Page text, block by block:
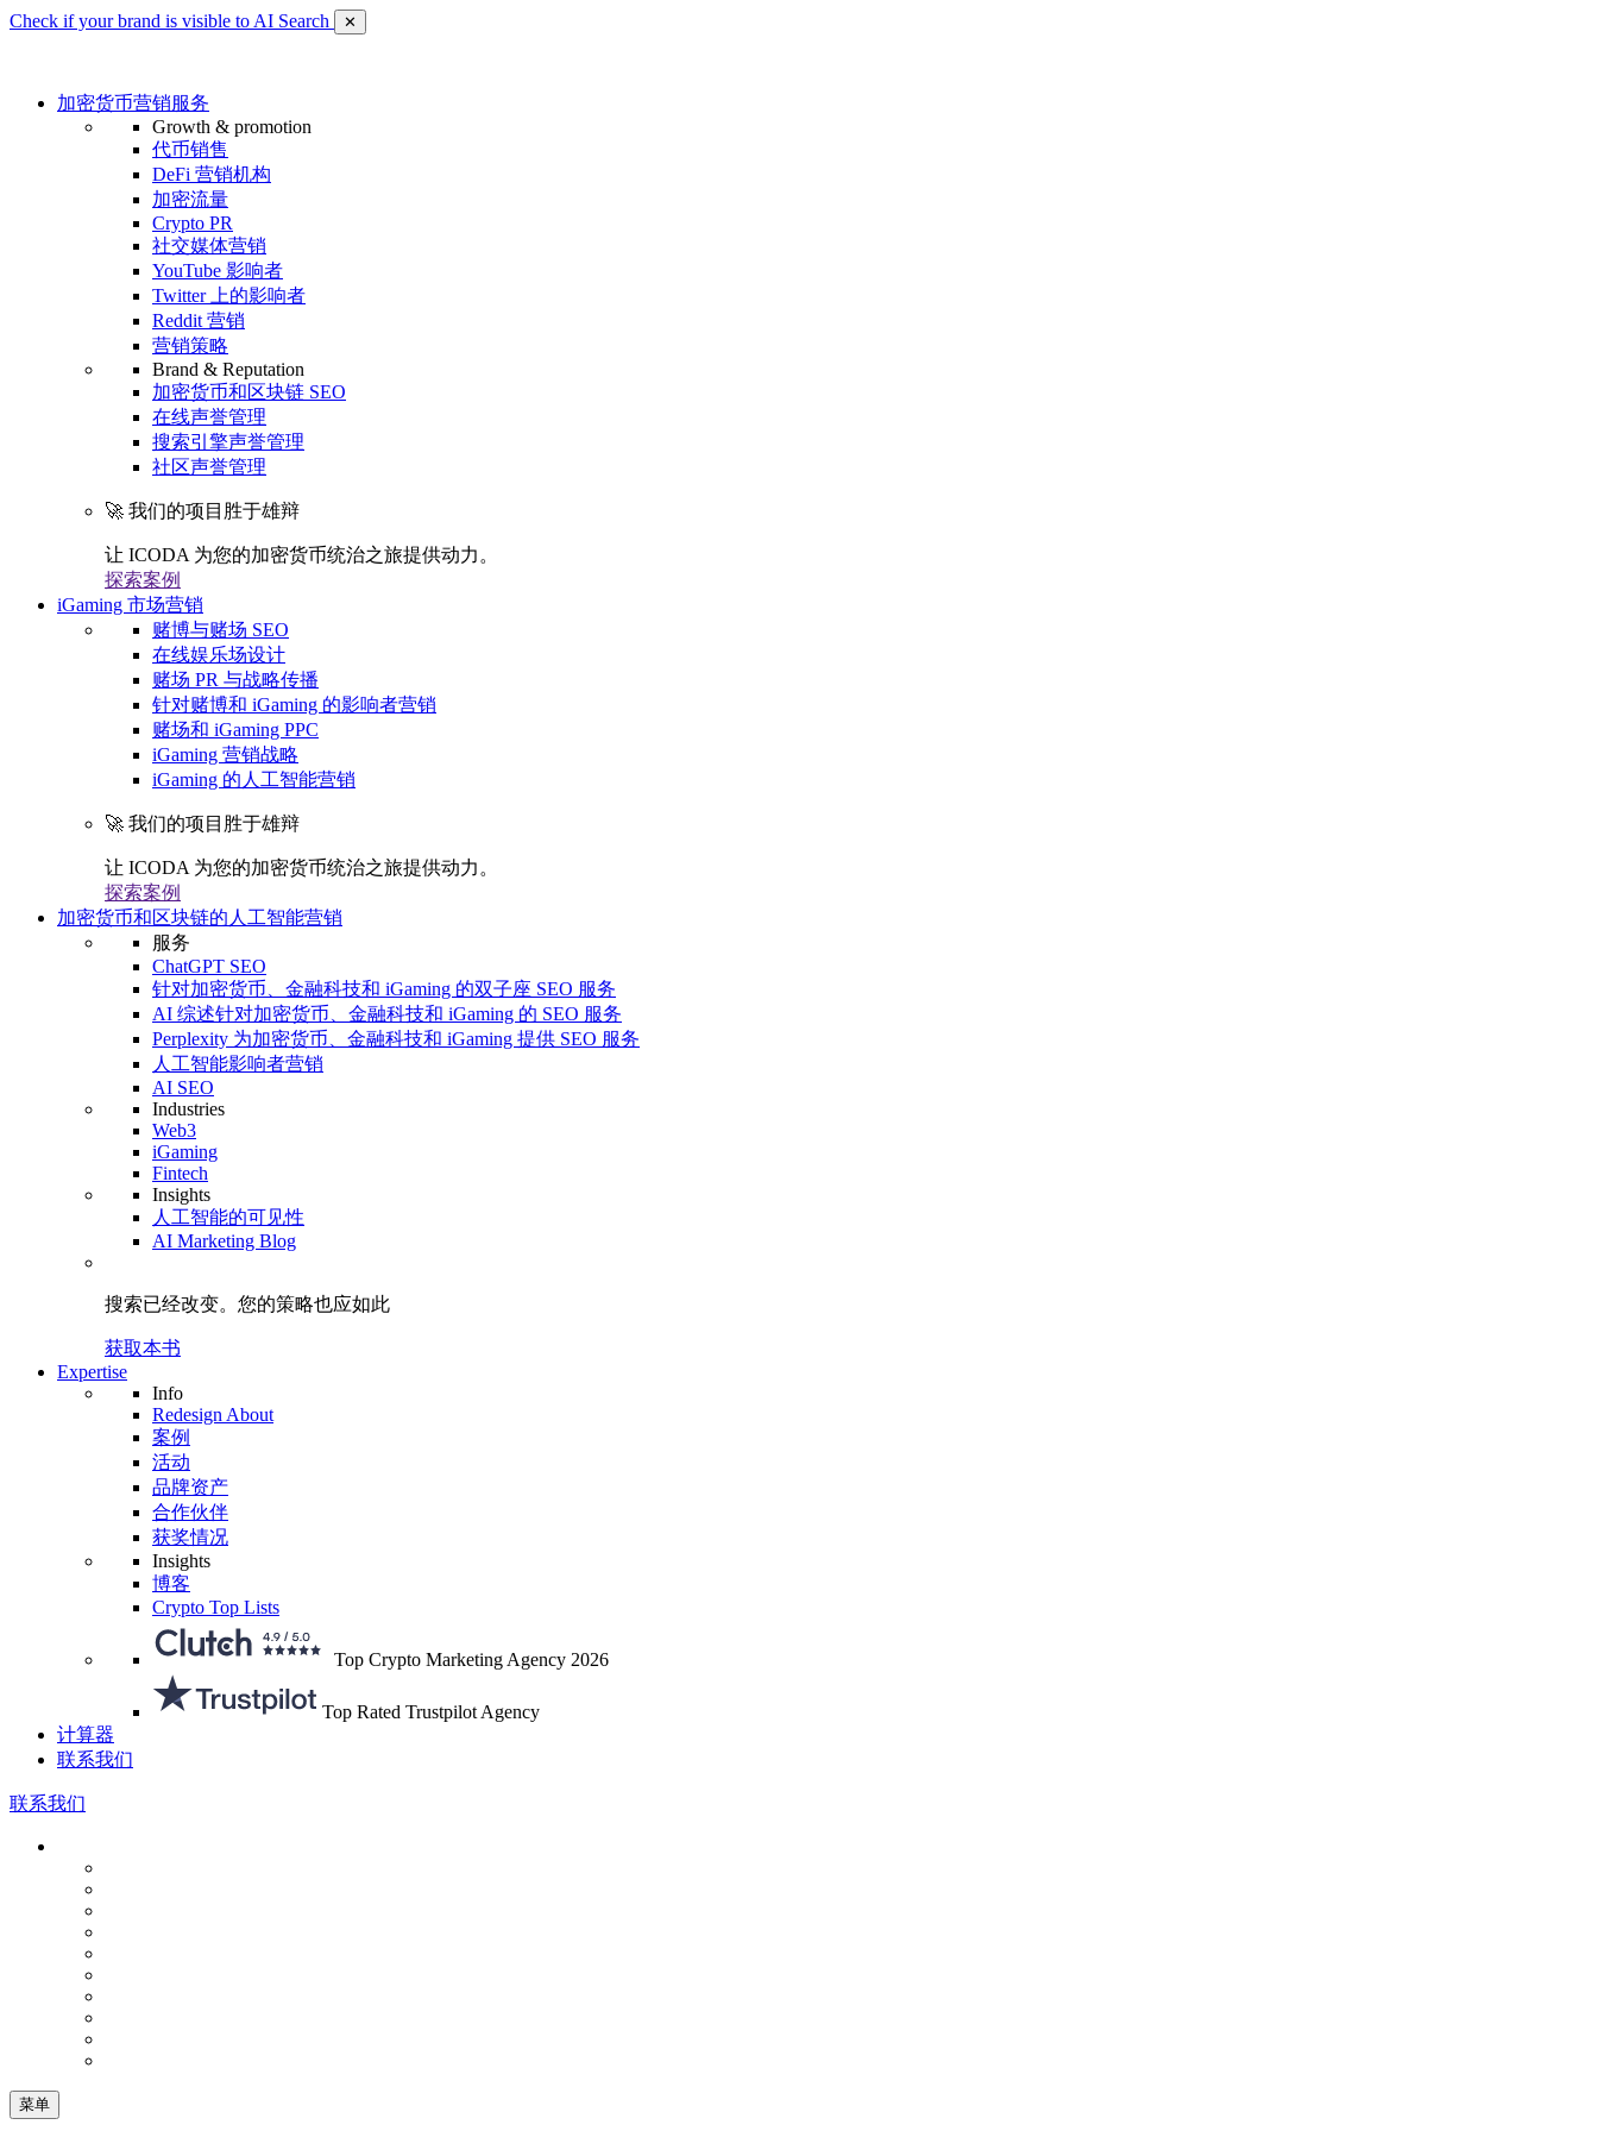
Check if your brand is visible to AI Search ✕
加密货币营销服务
Growth & promotion
代币销售
DeFi 营销机构
加密流量
Crypto PR
社交媒体营销
YouTube 影响者
Twitter 上的影响者
Reddit 营销
营销策略
Brand & Reputation
加密货币和区块链 SEO
在线声誉管理
搜索引擎声誉管理
社区声誉管理
🚀 我们的项目胜于雄辩
让 ICODA 为您的加密货币统治之旅提供动力。
探索案例
iGaming 市场营销
赌博与赌场 SEO
在线娱乐场设计
赌场 PR 与战略传播
针对赌博和 iGaming 的影响者营销
赌场和 iGaming PPC
iGaming 营销战略
iGaming 的人工智能营销
🚀 我们的项目胜于雄辩
让 ICODA 为您的加密货币统治之旅提供动力。
探索案例
加密货币和区块链的人工智能营销
服务
ChatGPT SEO
针对加密货币、金融科技和 iGaming 的双子座 SEO 服务
AI 综述针对加密货币、金融科技和 iGaming 的 SEO 服务
Perplexity 为加密货币、金融科技和 iGaming 提供 SEO 服务
人工智能影响者营销
AI SEO
Industries
Web3
iGaming
Fintech
Insights
人工智能的可见性
AI Marketing Blog
搜索已经改变。 您的策略也应如此
获取本书
Expertise
Info
Redesign About
案例
活动
品牌资产
合作伙伴
获奖情况
Insights
博客
Crypto Top Lists
Top Crypto Marketing Agency 2026
Top Rated Trustpilot Agency
计算器
联系我们
联系我们
菜单